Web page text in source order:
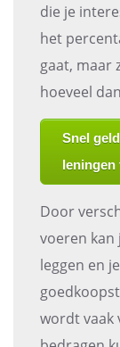
die je
het
gaat, maar
hoeveel
Snel
leningen
Door
voeren kan
leggen en
wordt vaak